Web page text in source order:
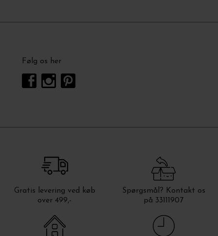
Følg os her
Gratis levering ved køb
over 499,-
Spørgsmål? Kontakt os
på 33111907